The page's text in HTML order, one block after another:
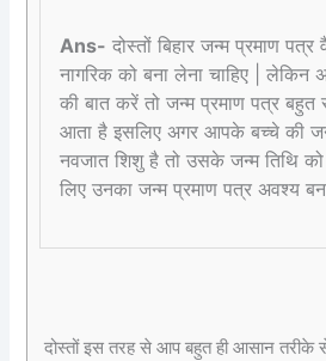
Ans- दोस्तों बिहार जन्म प्रमाण
नागरिक को बना लेना चाहिए |
की बात करें तो जन्म प्रमाण पत्र
आता है इसलिए अगर आपके बच्चे की
नवजात शिशु है तो उसके जन्म तिथि को
लिए उनका जन्म प्रमाण पत्र अवश्य
दोस्तों इस तरह से आप बहुत ही आसान तरीके